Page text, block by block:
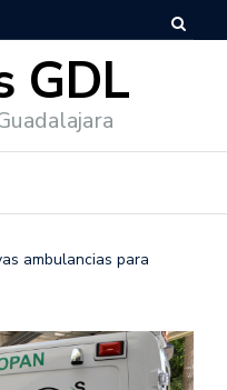
GDL
ambulancias para